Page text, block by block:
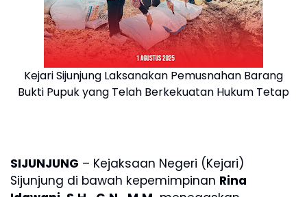
Kejari Sijunjung Laksanakan Pemusnahan Barang
Bukti Pupuk yang Telah Berkekuatan Hukum Tetap
SIJUNJUNG – Kejaksaan Negeri (Kejari)
Sijunjung di bawah kepemimpinan Rina